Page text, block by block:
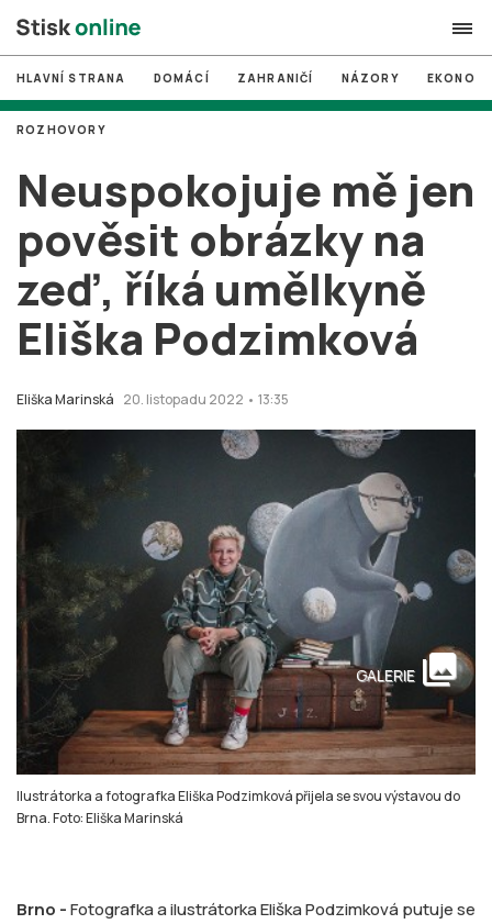
search
# MUNI
# Brno
# volby
login PŘIHLÁSIT SE
Zapomněli jste heslo?
HLAVNÍ STRANA DOMÁCÍ ZAHRANIČÍ NÁZORY
Neuspokojuje mě jen
pověsit obrázky na
zeď, říká umělkyně
Eliška Podzimková
Eliška Marinská 20. listopadu 2022 • 13:35
ROZHOVORY
Ilustrátorka a fotografka Eliška Podzimková přijela se svou výstavou do
Brna. Foto: Eliška Marinská
GALERIE collections
Brno -Fotografka a ilustrátorka Eliška Podzimková putuje se